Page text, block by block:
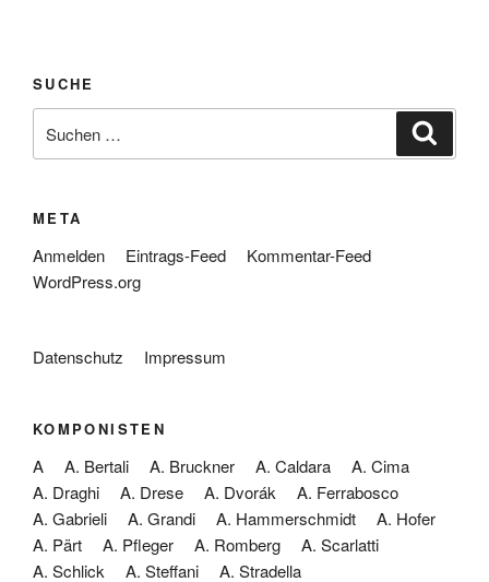
SUCHE
nach:
META
Anmelden Eintrags-Feed
Kommentar-Feed
WordPress.org
Datenschutz Impressum
KOMPONISTEN
A A. Bertali A. Bruckner A. Caldara
A. Cima
A. Draghi
A. Drese A. Dvorák
A. Ferrabosco
A. Gabrieli
A. Grandi A. Hammerschmidt
A. Hofer
A. Pärt
A. Pfleger A. Romberg
A. Scarlatti
A. Schlick
A. Steffani A. Stradella